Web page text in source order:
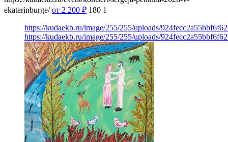
ekaterinburge/ от 2 200 ₽ 180 1
https://kudaekb.ru/image/255/255/uploads/
https://kudaekb.ru/image/255/255/uploads/